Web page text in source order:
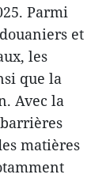
Parmi
et
les
que la
Avec la
matières